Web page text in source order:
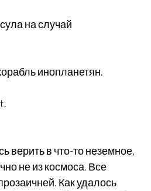
на случай
инопланетян.
верить в что-то неземное,
не из космоса. Все
Как удалось